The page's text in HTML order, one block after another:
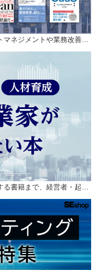
マネジメントや業務改善…
る書籍まで、経営者・起…